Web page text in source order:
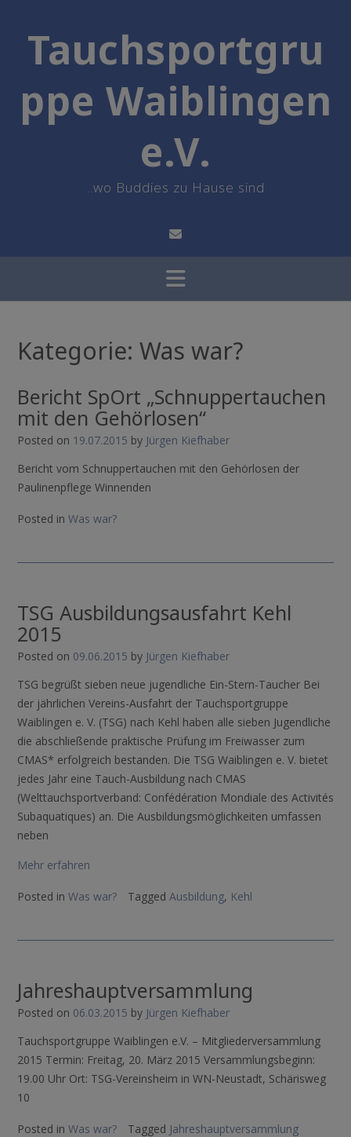
contentTauchsportgru
ppe Waiblingen
e.V.
..wo Buddies zu Hause sind
Kategorie: Was war?
Bericht SpOrt „Schnuppertauchen
mit den Gehörlosen“
Posted on 19.07.2015 by Jürgen Kiefhaber
Bericht vom Schnuppertauchen mit den Gehörlosen der
Paulinenpflege Winnenden
Posted in Was war?
TSG Ausbildungsausfahrt Kehl
2015
Posted on 09.06.2015 by Jürgen Kiefhaber
TSG begrüßt sieben neue jugendliche Ein-Stern-Taucher Bei
der jährlichen Vereins-Ausfahrt der Tauchsportgruppe
Waiblingen e. V. (TSG) nach Kehl haben alle sieben Jugendliche
die abschließende praktische Prüfung im Freiwasser zum
CMAS* erfolgreich bestanden. Die TSG Waiblingen e. V. bietet
jedes Jahr eine Tauch-Ausbildung nach CMAS
(Welttauchsportverband: Confédération Mondiale des Activités
Subaquatiques) an. Die Ausbildungsmöglichkeiten umfassen
neben
Mehr erfahren
Posted in Was war? Tagged Ausbildung, Kehl
Jahreshauptversammlung
Posted on 06.03.2015 by Jürgen Kiefhaber
Tauchsportgruppe Waiblingen e.V. – Mitgliederversammlung
2015 Termin: Freitag, 20. März 2015 Versammlungsbeginn:
19.00 Uhr Ort: TSG-Vereinsheim in WN-Neustadt, Schärisweg
10
Posted in Was war? Tagged Jahreshauptversammlung